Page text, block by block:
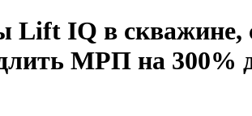
Lift IQ в скважине,
МРП на 300%